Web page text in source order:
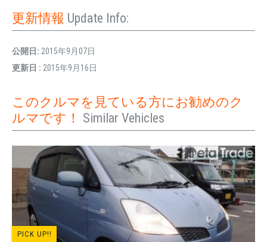
更新情報 Update Info:
公開日: 2015年9月07日
更新日 : 2015年9月16日
このクルマを見ている方にお勧めのク
ルマです！ Similar Vehicles
PICK UP!!